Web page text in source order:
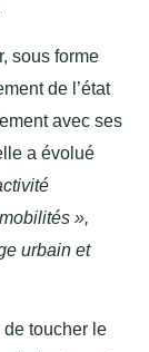
sous forme
de l’état
avec ses
a évolué
»,
urbain et
toucher le